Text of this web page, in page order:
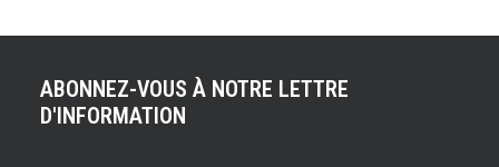
ABONNEZ-VOUS À NOTRE LETTRE
D'INFORMATION